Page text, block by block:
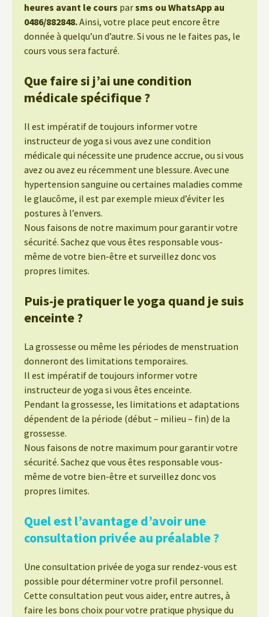
heures avant le cours parsms ou WhatsApp au
0486/882848.Ainsi, votre place peut encore être
donnée à quelqu’un d’autre. Si vous ne le faites pas, le
cours vous sera facturé.
Que faire si j’ai une condition
médicale spécifique ?
Il est impératif de toujours informer votre
instructeur de yoga si vous avez une condition
médicale qui nécessite une prudence accrue, ou si vous
avez ou avez eu récemment une blessure. Avec une
hypertension sanguine ou certaines maladies comme
le glaucôme, il est par exemple mieux d’éviter les
postures à l’envers.
Nous faisons de notre maximum pour garantir votre
sécurité. Sachez que vous êtes responsable vous-
même de votre bien-être et surveillez donc vos
propres limites.
Puis-je pratiquer le yoga quand je suis
enceinte ?
La grossesse ou même les périodes de menstruation
donneront des limitations temporaires.
Il est impératif de toujours informer votre
instructeur de yoga si vous êtes enceinte.
Pendant la grossesse, les limitations et adaptations
dépendent de la période (début – milieu – fin) de la
grossesse.
Nous faisons de notre maximum pour garantir votre
sécurité. Sachez que vous êtes responsable vous-
même de votre bien-être et surveillez donc vos
propres limites.
Quel est l’avantage d’avoir une
consultation privée au préalable ?
Une consultation privée de yoga sur rendez-vous est
possible pour déterminer votre profil personnel.
Cette consultation peut vous aider, entre autres, à
faire les bons choix pour votre pratique physique du